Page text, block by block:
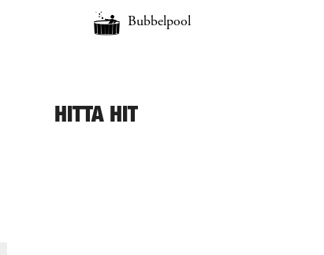
Bubbelpool
HITTA HIT